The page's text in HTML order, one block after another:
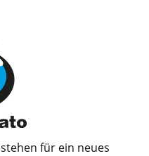
stehen für ein neues